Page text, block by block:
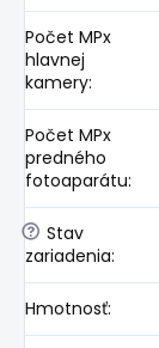
Počet MPx
hlavnej
kamery:
Počet MPx
predného
fotoaparátu:
? Stav
zariadenia:
Hmotnosť: